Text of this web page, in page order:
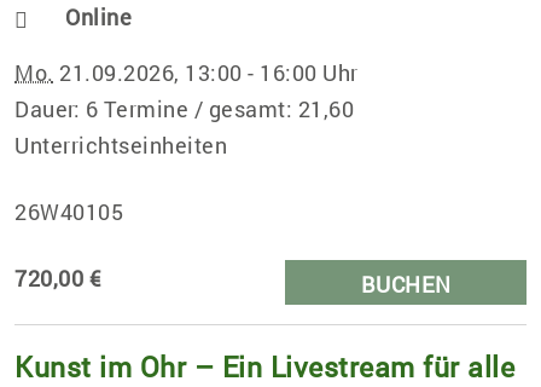
Online
Mo. 21.09.2026, 13:00 - 16:00 Uhr
Dauer: 6 Termine / gesamt: 21,60
Unterrichtseinheiten
26W40105
720,00 € BUCHEN
Kunst im Ohr – Ein Livestream für alle